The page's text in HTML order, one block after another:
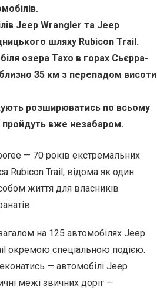
Jeep Wrangler та Jeep
шляху Rubicon Trail.
озера Тахо в горах Сьєрра-
35 км з перепадом висоти
розширюватись по всьому
пройдуть вже незабаром.
— 70 років екстремальних
Rubicon Trail, відома як один
життя для власників
загалом на 125 автомобілях Jeep
окремою спеціальною подією.
— автомобілі Jeep
межі звичних доріг —